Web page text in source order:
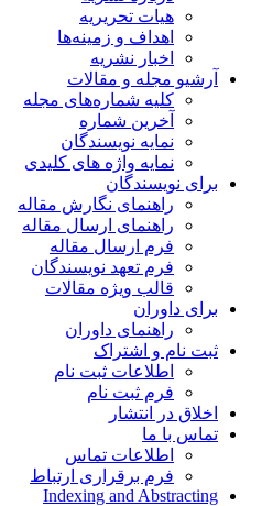
هیات تحریریه
اهداف و زمینه‌ها
اخبار نشریه
آرشیو مجله و مقالات
کلیه شماره‌های مجله
آخرین شماره
نمایه نویسندگان
نمایه واژه های کلیدی
برای نویسندگان
راهنمای نگارش مقاله
راهنمای ارسال مقاله
فرم ارسال مقاله
فرم تعهد نویسندگان
قالب ویژه مقالات
برای داوران
راهنمای داوران
ثبت نام و اشتراک
اطلاعات ثبت نام
فرم ثبت نام
اخلاق در انتشار
تماس با ما
اطلاعات تماس
فرم برقراری ارتباط
Indexing and Abstracting